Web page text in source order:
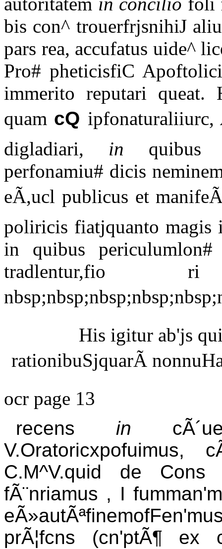
bis con^ trouerfrjsnihiJ
pars rea, accufatus uide^
Pro# pheticisfiC
immerito reputari
quam cQ ipfonaturaliiurc,
digladiari, in quibus
perfonamiu# dicis
eÃ,ucl publicus et
poliricis fiatjquanto
in quibus
tradlentur,fio
His igitur ab'js
rationibuSjquarÃ
ocr page 13
recens in
V.Oratoricxpofuimus,
C.M^V.quid de
fÃ¨nriamus , I
prÃ¦fcns (cn'ptÃ¶ ex